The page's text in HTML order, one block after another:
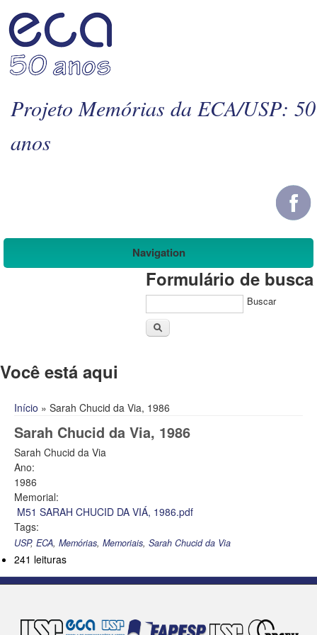
Projeto Memórias da ECA/USP: 50
anos
Navigation
Formulário de busca
Buscar
Você está aqui
Início » Sarah Chucid da Via, 1986
Sarah Chucid da Via, 1986
Sarah Chucid da Via
Ano:
1986
Memorial:
M51 SARAH CHUCID DA VIÁ, 1986.pdf
Tags:
USP, ECA, Memórias, Memoriais, Sarah Chucid da Via
241 leituras